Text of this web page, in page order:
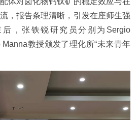
，报告条理清晰，引发在座师生强
，张铁锐研究员分别为 Sergio
Manna教授颁发了理化所“未来青年